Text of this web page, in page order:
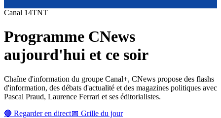
Canal 14TNT
Programme CNews
aujourd'hui et ce soir
Chaîne d'information du groupe Canal+, CNews propose des flashs
d'information, des débats d'actualité et des magazines politiques avec
Pascal Praud, Laurence Ferrari et ses éditorialistes.
🔴 Regarder en direct📅 Grille du jour